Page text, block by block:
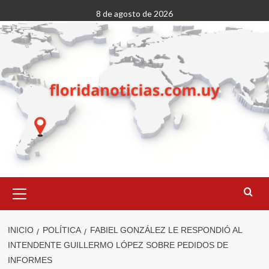
al
contenido
8 de agosto de 2026
primario
INICIO POLÍTICA
FABIEL GONZÁLEZ LE RESPONDIÓ AL
INTENDENTE GUILLERMO LÓPEZ SOBRE PEDIDOS DE
INFORMES